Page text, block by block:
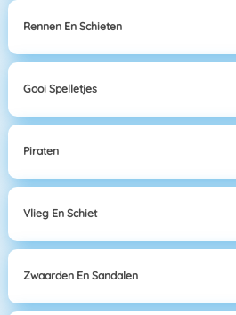
Rennen En Schieten
Gooi Spelletjes
Piraten
Vlieg En Schiet
Zwaarden En Sandalen